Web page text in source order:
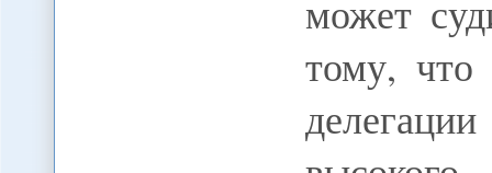
может
тому, что